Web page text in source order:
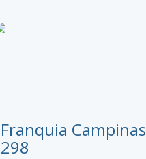
Franquia Campinas
298